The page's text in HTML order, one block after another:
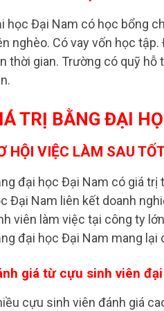
học Đại Nam có học bổng
nghèo. Có vay vốn học
thời gian. Trường có quỹ
TRỊ BẰNG ĐẠI
HỘI VIỆC LÀM SAU
đại học Đại Nam có giá trị
Đại Nam liên kết doanh
viên làm việc tại công ty
đại học Đại Nam mang lại
giá từ cựu sinh viên
cựu sinh viên đánh giá